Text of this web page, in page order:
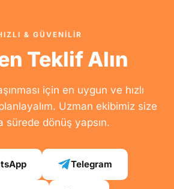
& GÜVENİLİR
Teklif Alın
için en uygun ve hızlı
Uzman ekibimiz size
sürede dönüş yapsın.
Telegram